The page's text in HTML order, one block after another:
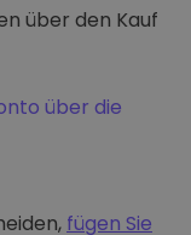
über den Kauf
über die
fügen Sie